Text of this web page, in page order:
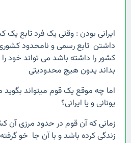
ایرانی بودن : وقتی یک فرد تابع
داشتن تابع رسمی و نامحدود
کشور را داشته باشد می تواند خود
بداند یدون هیچ محدودیتی
اما چه موقع یک قوم میتواند
یونانی و یا ایرانی؟
زمانی که آن قوم در حدود مرزی آن
زندگی کرده باشد و با آن جا خو